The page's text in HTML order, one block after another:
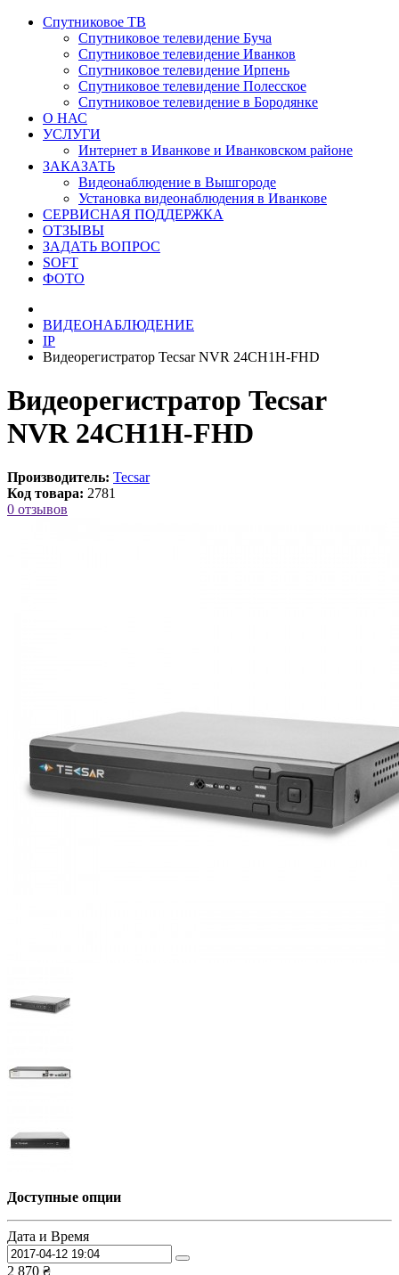
Спутниковое ТВ
Спутниковое телевидение Буча
Спутниковое телевидение Иванков
Спутниковое телевидение Ирпень
Спутниковое телевидение Полесское
Спутниковое телевидение в Бородянке
О НАС
УСЛУГИ
Интернет в Иванкове и Иванковском районе
ЗАКАЗАТЬ
Видеонаблюдение в Вышгороде
Установка видеонаблюдения в Иванкове
СЕРВИСНАЯ ПОДДЕРЖКА
ОТЗЫВЫ
ЗАДАТЬ ВОПРОС
SOFT
ФОТО
ВИДЕОНАБЛЮДЕНИЕ
IP
Видеорегистратор Tecsar NVR 24CH1H-FHD
Видеорегистратор Tecsar
NVR 24CH1H-FHD
Производитель: Tecsar
Код товара: 2781
0 отзывов
Доступные опции
Дата и Время
2 870 ₴